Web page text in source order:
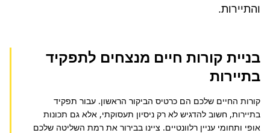
והתיירות.
בניית קורות חיים מנצחים לתפקיד
בתיירות